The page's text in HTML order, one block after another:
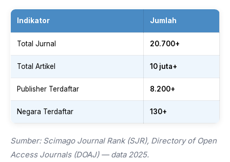
Indikator Jumlah
Total Jurnal 20.700+
Total Artikel 10 juta+
Publisher Terdaftar 8.200+
Negara Terdaftar 130+
Sumber: Scimago Journal Rank (SJR), Directory of Open
Access Journals (DOAJ) — data 2025.